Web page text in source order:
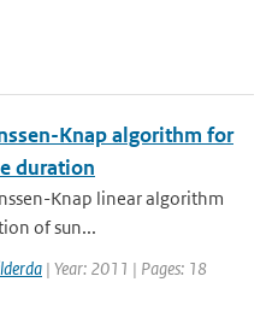
Knap algorithm for
duration
Knap linear algorithm
of sun...
| Year: 2011 | Pages: 18